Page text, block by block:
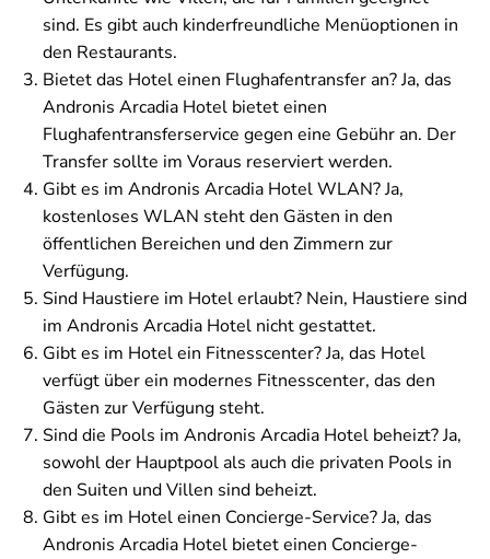
sind. Es gibt auch kinderfreundliche Menüoptionen in
den Restaurants.
Bietet das Hotel einen Flughafentransfer an? Ja, das
Andronis Arcadia Hotel bietet einen
Flughafentransferservice gegen eine Gebühr an. Der
Transfer sollte im Voraus reserviert werden.
Gibt es im Andronis Arcadia Hotel WLAN? Ja,
kostenloses WLAN steht den Gästen in den
öffentlichen Bereichen und den Zimmern zur
Verfügung.
Sind Haustiere im Hotel erlaubt? Nein, Haustiere sind
im Andronis Arcadia Hotel nicht gestattet.
Gibt es im Hotel ein Fitnesscenter? Ja, das Hotel
verfügt über ein modernes Fitnesscenter, das den
Gästen zur Verfügung steht.
Sind die Pools im Andronis Arcadia Hotel beheizt? Ja,
sowohl der Hauptpool als auch die privaten Pools in
den Suiten und Villen sind beheizt.
Gibt es im Hotel einen Concierge-Service? Ja, das
Andronis Arcadia Hotel bietet einen Concierge-